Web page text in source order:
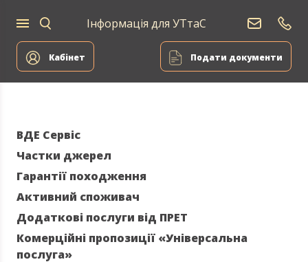
Кабінет Подати документи
Інформація для УТтаС
дому
компаній
Постачання
природного
газу
ВДЕ Сервіс
Частки джерел
Гарантії походження
Активний споживач
Додаткові послуги від ПРЕТ
Комерційні пропозиції «Універсальна
послуга»